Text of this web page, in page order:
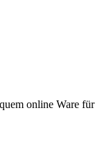
online Ware für